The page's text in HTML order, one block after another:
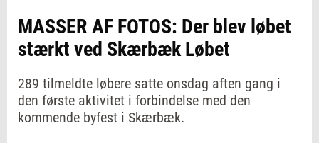
MASSER AF FOTOS: Der blev løbet
stærkt ved Skærbæk Løbet
289 tilmeldte løbere satte onsdag aften gang i
den første aktivitet i forbindelse med den
kommende byfest i Skærbæk.